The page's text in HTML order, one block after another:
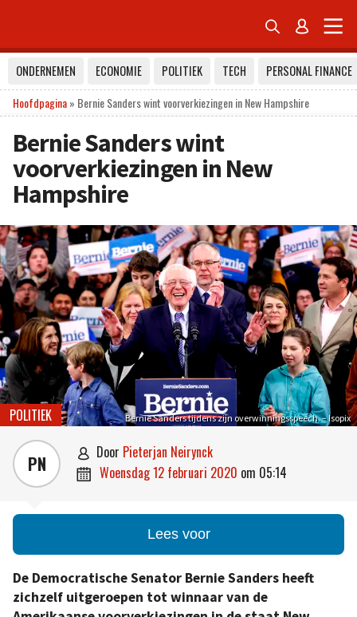
 
ONDERNEMEN ECONOMIE POLITIEK TECH
PERSONAL FINANCE
Hoofdpagina» Bernie Sanders wint voorverkiezingen in New Hampshire
Bernie Sanders wint
voorverkiezingen in New
Hampshire
Bernie Sanders tijdens zijn overwinningsspeech. – Isopix
POLITIEK
PN  door Pieterjan Neirynck
 woensdag 12 februari 2020 om 05:14
Lees voor
De Democratische Senator Bernie Sanders heeft
zichzelf uitgeroepen tot winnaar van de